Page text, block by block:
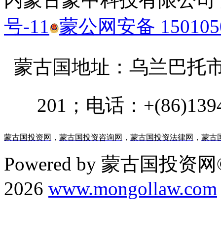
号-11 蒙公网安备
蒙古国地址： 乌兰巴托
201；电话：
蒙古国投资网 ， 蒙古国投资咨询网 ， 蒙古国投资法律网 ， 蒙古
Powered by 蒙古国投资
2026 www.mongollaw.com